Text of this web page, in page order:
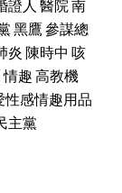
證人 醫院南
黑鷹參謀總
炎陳時中 咳
情趣高教機
性感情趣用品
主黨